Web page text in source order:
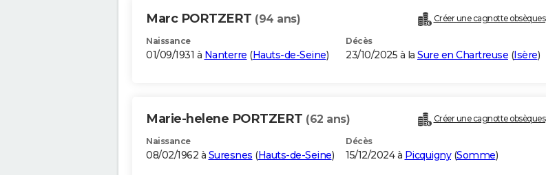
Marc PORTZERT (94 ans) Créer une cagnotte obsèques
Naissance
01/09/1931 à Nanterre (Hauts-de-Seine)
Décès
23/10/2025 à la Sure en Chartreuse (Isère)
Marie-helene PORTZERT (62 ans) Créer une cagnotte obsèques
Naissance
08/02/1962 à Suresnes (Hauts-de-Seine)
Décès
15/12/2024 à Picquigny(Somme)